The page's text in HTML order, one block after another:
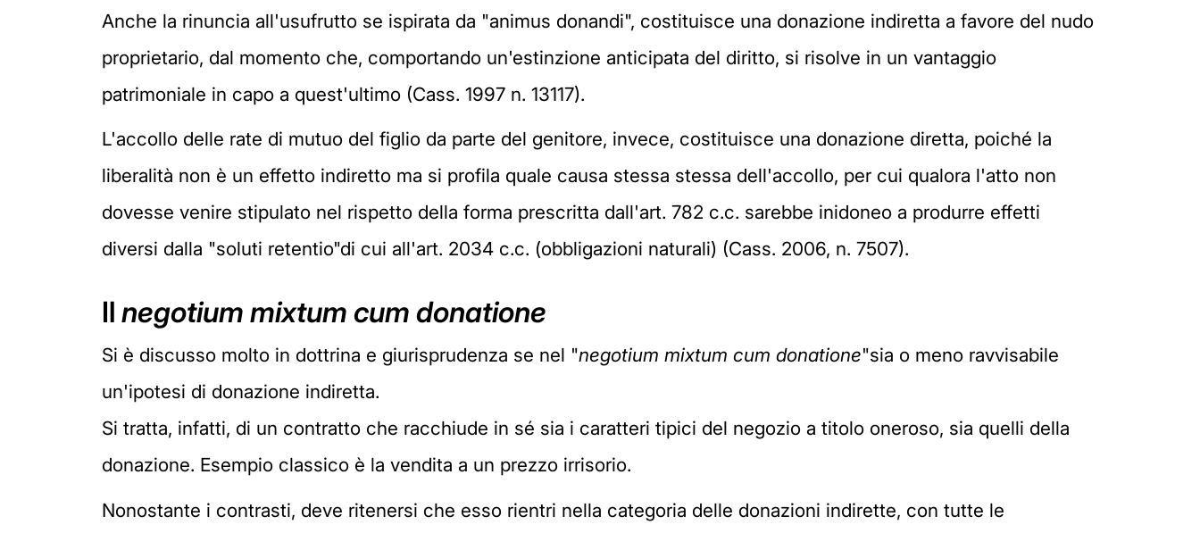
Anche la rinuncia all'usufrutto se ispirata da "animus donandi", costituisce una donazione indiretta a favore del nudo
proprietario, dal momento che, comportando un'estinzione anticipata del diritto, si risolve in un vantaggio
patrimoniale in capo a quest'ultimo (Cass. 1997 n. 13117).
L'accollo delle rate di mutuo del figlio da parte del genitore, invece, costituisce una donazione diretta, poiché la
liberalità non è un effetto indiretto ma si profila quale causa stessa stessa dell'accollo, per cui qualora l'atto non
dovesse venire stipulato nel rispetto della forma prescritta dall'art. 782 c.c. sarebbe inidoneo a produrre effetti
diversi dalla "soluti retentio"di cui all'art. 2034 c.c. (obbligazioni naturali) (Cass. 2006, n. 7507).
Il negotium mixtum cum donatione
Si è discusso molto in dottrina e giurisprudenza se nel "negotium mixtum cum donatione"sia o meno ravvisabile
un'ipotesi di donazione indiretta.
Si tratta, infatti, di un contratto che racchiude in sé sia i caratteri tipici del negozio a titolo oneroso, sia quelli della
donazione. Esempio classico è la vendita a un prezzo irrisorio.
Nonostante i contrasti, deve ritenersi che esso rientri nella categoria delle donazioni indirette, con tutte le